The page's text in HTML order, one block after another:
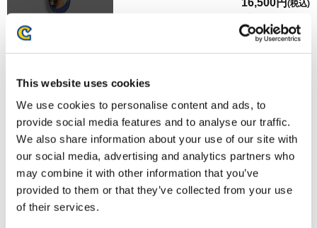
This website uses cookies
We use cookies to personalise content and ads, to
provide social media features and to analyse our traffic.
We also share information about your use of our site with
our social media, advertising and analytics partners who
may combine it with other information that you’ve
provided to them or that they’ve collected from your use
of their services.
16,500円 (税込)
【オフィシャル商品】ストリートファイター6 スケートボ
16,500円(税込)